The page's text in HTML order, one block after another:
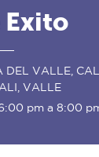
Exito
DEL VALLE,
VALLE
pm a 8:00